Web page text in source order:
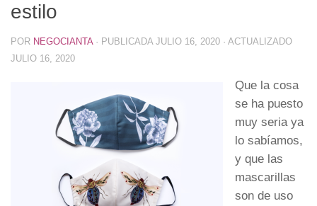
estilo
POR NEGOCIANTA · PUBLICADA JULIO 16, 2020 · ACTUALIZADO
JULIO 16, 2020
Que la cosa
se ha puesto
muy seria ya
lo sabíamos,
y que las
mascarillas
son de uso